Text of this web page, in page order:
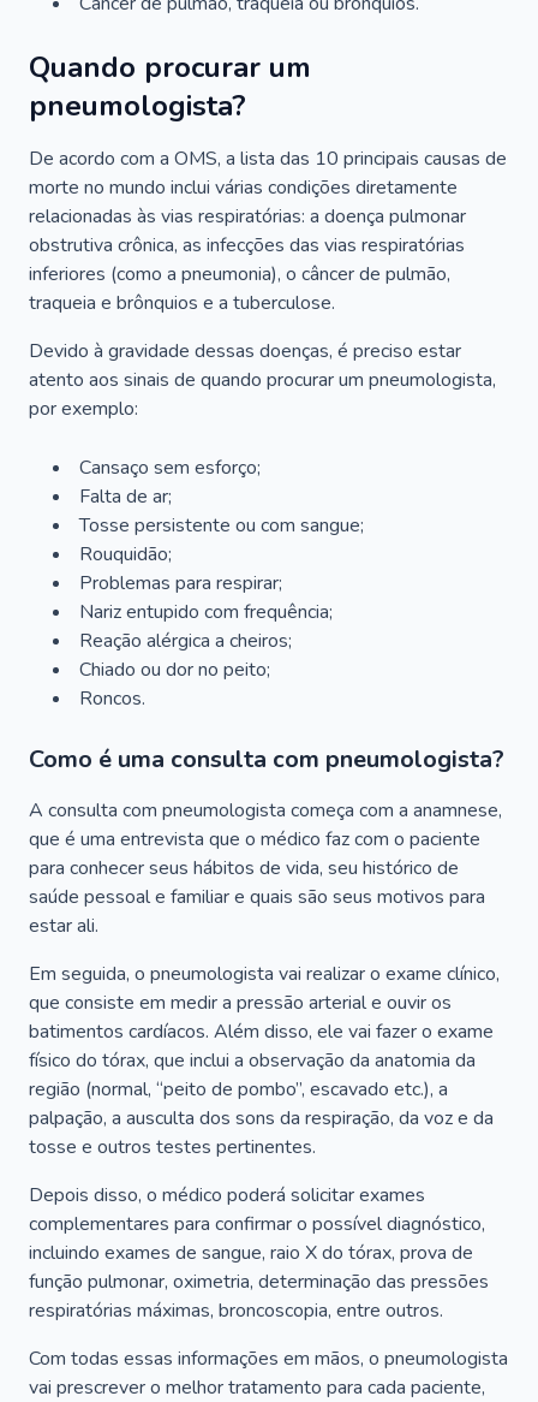
Quando procurar um
pneumologista?
De acordo com a OMS, a lista das 10 principais causas de
morte no mundo inclui várias condições diretamente
relacionadas às vias respiratórias: a doença pulmonar
obstrutiva crônica, as infecções das vias respiratórias
inferiores (como a pneumonia), o câncer de pulmão,
traqueia e brônquios e a tuberculose.
Devido à gravidade dessas doenças, é preciso estar
atento aos sinais de quando procurar um pneumologista,
por exemplo:
Cansaço sem esforço;
Falta de ar;
Tosse persistente ou com sangue;
Rouquidão;
Problemas para respirar;
Nariz entupido com frequência;
Reação alérgica a cheiros;
Chiado ou dor no peito;
Roncos.
Como é uma consulta com pneumologista?
A consulta com pneumologista começa com a anamnese,
que é uma entrevista que o médico faz com o paciente
para conhecer seus hábitos de vida, seu histórico de
saúde pessoal e familiar e quais são seus motivos para
estar ali.
Em seguida, o pneumologista vai realizar o exame clínico,
que consiste em medir a pressão arterial e ouvir os
batimentos cardíacos. Além disso, ele vai fazer o exame
físico do tórax, que inclui a observação da anatomia da
região (normal, “peito de pombo”, escavado etc.), a
palpação, a ausculta dos sons da respiração, da voz e da
tosse e outros testes pertinentes.
Depois disso, o médico poderá solicitar exames
complementares para confirmar o possível diagnóstico,
incluindo exames de sangue, raio X do tórax, prova de
função pulmonar, oximetria, determinação das pressões
respiratórias máximas, broncoscopia, entre outros.
Com todas essas informações em mãos, o pneumologista
vai prescrever o melhor tratamento para cada paciente,